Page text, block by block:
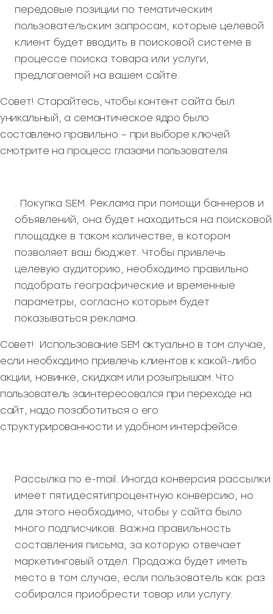
передовые позиции по тематическим
пользовательским запросам, которые целевой
клиент будет вводить в поисковой системе в
процессе поиска товара или услуги,
предлагаемой на вашем сайте.
Совет! Старайтесь, чтобы контент сайта был
уникальный, а семантическое ядро было
составлено правильно – при выборе ключей
смотрите на процесс глазами пользователя.
. Покупка SEM. Реклама при помощи баннеров и
объявлений, она будет находиться на поисковой
площадке в таком количестве, в котором
позволяет ваш бюджет. Чтобы привлечь
целевую аудиторию, необходимо правильно
подобрать географические и временные
параметры, согласно которым будет
показываться реклама.
Совет! Использование SEM актуально в том случае,
если необходимо привлечь клиентов к какой-либо
акции, новинке, скидкам или розыгрышам. Что
пользователь заинтересовался при переходе на
сайт, надо позаботиться о его
структурированности и удобном интерфейсе.
Рассылка по e-mail. Иногда конверсия рассылки
имеет пятидесятипроцентную конверсию, но
для этого необходимо, чтобы у сайта было
много подписчиков. Важна правильность
составления письма, за которую отвечает
маркетинговый отдел. Продажа будет иметь
место в том случае, если пользователь как раз
собирался приобрести товар или услугу.